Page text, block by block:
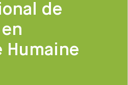
de
Humaine